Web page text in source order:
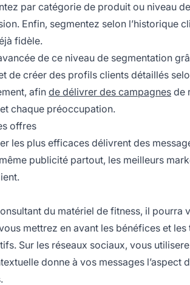
par catégorie de produit ou niveau
Enfin, segmentez selon l’historique
fidèle.
de ce niveau de segmentation
de créer des profils clients détaillés
afinde délivrer des campagnes de
chaque préoccupation.
offres
les plus efficaces délivrent des
publicité partout, les meilleurs
du matériel de fitness, il pourra
mettrez en avant les bénéfices et
Sur les réseaux sociaux, vous
donne à vos messages l’aspect